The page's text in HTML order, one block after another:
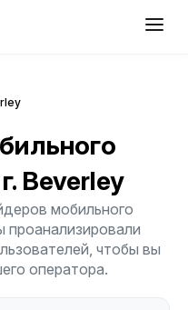
Beverley
мобильного
проанализировали
чтобы вы
оператора.